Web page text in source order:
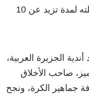
الرياضية، والذي تشرفتُ بارتداء فانيلته لمدة تزيد عن 10
الجزيرة العربية،
صاحب الأخلاق
جماهير الكرة، ونجح